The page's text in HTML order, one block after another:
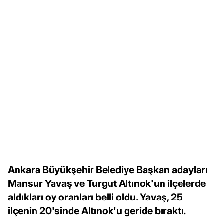
Ankara Büyükşehir Belediye Başkan adayları
Mansur Yavaş ve Turgut Altınok'un ilçelerde
aldıkları oy oranları belli oldu. Yavaş, 25
ilçenin 20'sinde Altınok'u geride bıraktı.